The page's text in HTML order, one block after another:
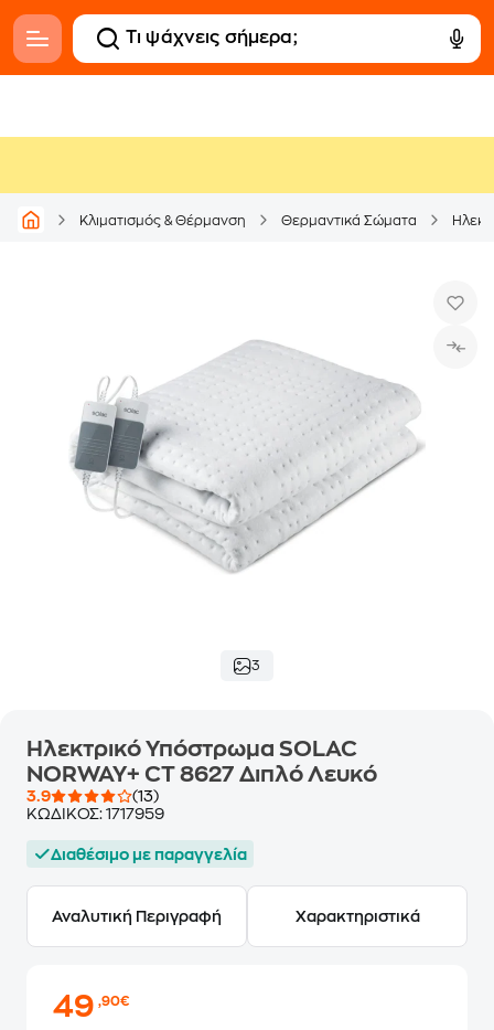
Κλιματισμός & Θέρμανση Θερμαντικά Σώματα
3
Ηλεκτρικό Υπόστρωμα SOLAC
NORWAY+ CT 8627 Διπλό Λευκό
3.9
(13)
ΚΩΔΙΚΟΣ: 1717959
Διαθέσιμο με παραγγελία
Αναλυτική Περιγραφή Χαρακτηριστικά
49,90€